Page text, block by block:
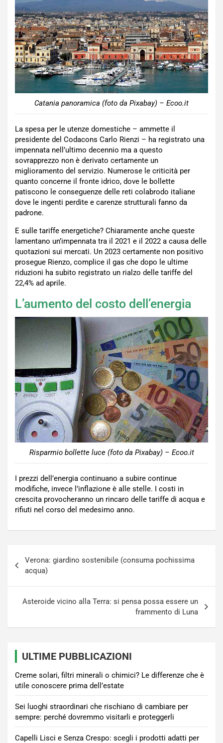
Catania panoramica (foto da Pixabay) – Ecoo.it
La spesa per le utenze domestiche – ammette il
presidente del Codacons Carlo Rienzi – ha registrato una
impennata nell’ultimo decennio ma a questo
sovrapprezzo non è derivato certamente un
miglioramento del servizio. Numerose le criticità per
quanto concerne il fronte idrico, dove le bollette
patiscono le conseguenze delle reti colabrodo italiane
dove le ingenti perdite e carenze strutturali fanno da
padrone.
E sulle tariffe energetiche? Chiaramente anche queste
lamentano un’impennata tra il 2021 e il 2022 a causa delle
quotazioni sui mercati. Un 2023 certamente non positivo
prosegue Rienzo, complice il gas che dopo le ultime
riduzioni ha subito registrato un rialzo delle tariffe del
22,4% ad aprile.
L’aumento del costo dell’energia
Risparmio bollette luce (foto da Pixabay) – Ecoo.it
I prezzi dell’energia continuano a subire continue
modifiche, invece l’inflazione è alle stelle. I costi in
crescita provocheranno un rincaro delle tariffe di acqua e
rifiuti nel corso del medesimo anno.
articoli
Verona: giardino sostenibile (consuma pochissima
acqua)
Asteroide vicino alla Terra: si pensa possa essere un
frammento di Luna
ULTIME PUBBLICAZIONI
Creme solari, filtri minerali o chimici? Le differenze che è
utile conoscere prima dell’estate
Sei luoghi straordinari che rischiano di cambiare per
sempre: perché dovremmo visitarli e proteggerli
Capelli Lisci e Senza Crespo: scegli i prodotti adatti per